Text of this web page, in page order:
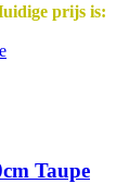
prijs is:
Taupe